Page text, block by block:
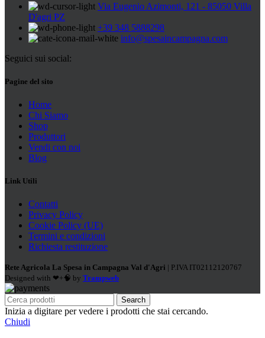
Via Eugenio Azimonti, 121 - 85050 Villa
D'agri PZ
+39 348 5888298
info@spesaincampagna.com
Seguici sui social:
Pagine del sito
Home
Chi Siamo
Shop
Produttori
Vendi con noi
Blog
Link Utili
Contatti
Privacy Policy
Cookie Policy (UE)
Termini e condizioni
Richiesta restituzione
Rete Agricola La Spesa in Campagna Val d'Agri | P.IVA IT02112120767
Designed with ❤+🧠 by Trampweb
Search
Inizia a digitare per vedere i prodotti che stai cercando.
Chiudi